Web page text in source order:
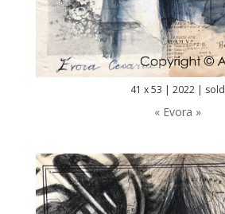
41 x 53 | 2022 | sold
« Evora »